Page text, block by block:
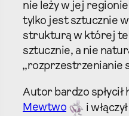
nie leży w jej
tylko jest sztucznie
strukturą w której
sztucznie, a nie
„rozprzestrzenianie
Autor bardzo
Mewtwo
i